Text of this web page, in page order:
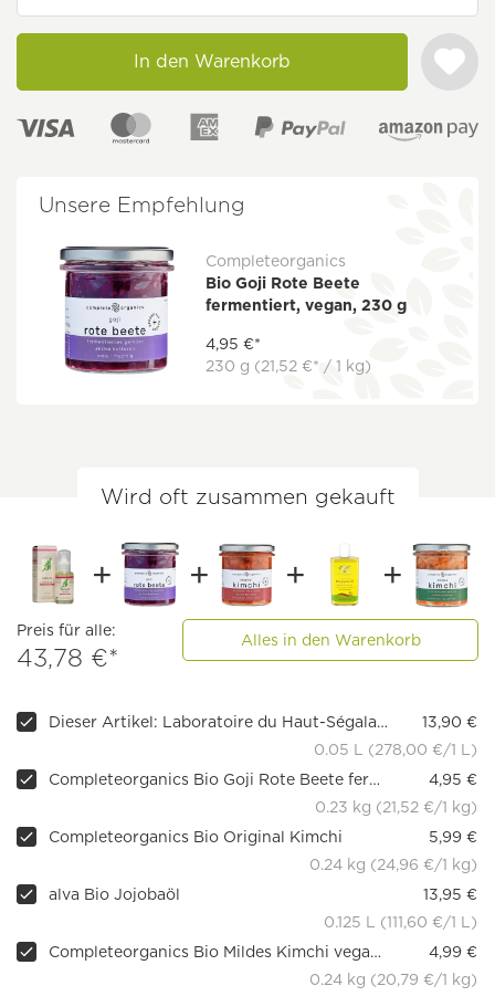
In den Warenkorb
Unsere Empfehlung
Completeorganics
Bio Goji Rote Beete
fermentiert, vegan, 230 g
4,95 €*
230 g (21,52 €* / 1 kg)
Wird oft zusammen gekauft
Preis für alle:
43,78 €*
Alles in den Warenkorb
Dieser Artikel: Laboratoire du Haut-Ségala Bio Rizinusöl
13,90 €
0.05 L (278,00 €/1 L)
Completeorganics Bio Goji Rote Beete fermentiert, vegan, 230 g
4,95 €
0.23 kg (21,52 €/1 kg)
Completeorganics Bio Original Kimchi
5,99 €
0.24 kg (24,96 €/1 kg)
alva Bio Jojobaöl
13,95 €
0.125 L (111,60 €/1 L)
Completeorganics Bio Mildes Kimchi vegan fermentiert, 240 g
4,99 €
0.24 kg (20,79 €/1 kg)